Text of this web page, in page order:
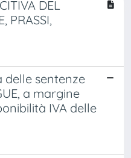
DEL
PRASSI,
delle sentenze
a margine
IVA delle